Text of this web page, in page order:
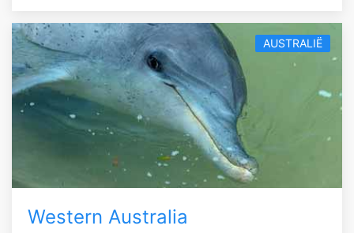
AUSTRALIË
Western Australia